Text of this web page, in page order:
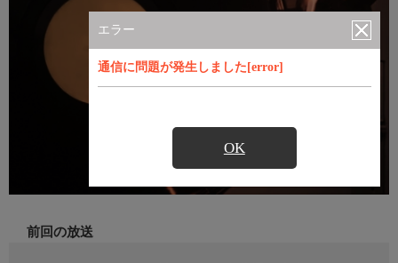
エラー
通信に問題が発生しました[error]
OK
前回の放送